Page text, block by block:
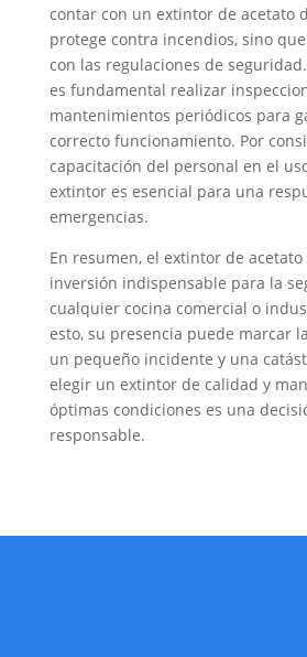
contar con un extintor de acetato
protege contra incendios, sino
con las regulaciones de
es fundamental realizar
mantenimientos periódicos para
correcto funcionamiento. Por
capacitación del personal en el
extintor es esencial para una
emergencias.
En resumen, el extintor de
inversión indispensable para la
cualquier cocina comercial o
esto, su presencia puede marcar
un pequeño incidente y una
elegir un extintor de calidad y
óptimas condiciones es una
responsable.